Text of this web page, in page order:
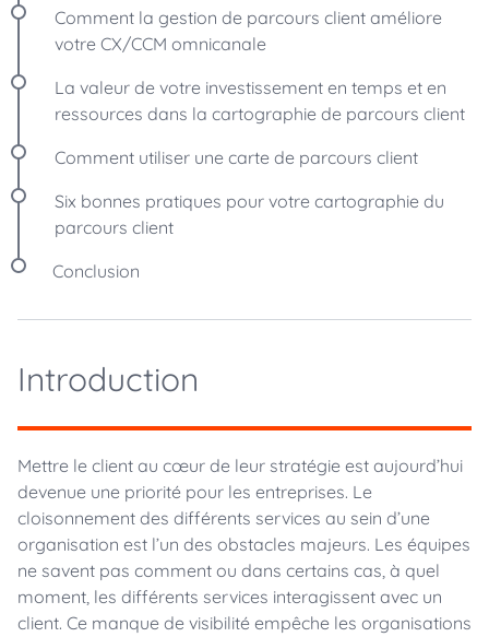
Comment la gestion de parcours client améliore
votre CX/CCM omnicanale
La valeur de votre investissement en temps et en
ressources dans la cartographie de parcours client
Comment utiliser une carte de parcours client
Six bonnes pratiques pour votre cartographie du
parcours client
Conclusion
Introduction
Mettre le client au cœur de leur stratégie est aujourd’hui
devenue une priorité pour les entreprises. Le
cloisonnement des différents services au sein d’une
organisation est l’un des obstacles majeurs. Les équipes
ne savent pas comment ou dans certains cas, à quel
moment, les différents services interagissent avec un
client. Ce manque de visibilité empêche les organisations